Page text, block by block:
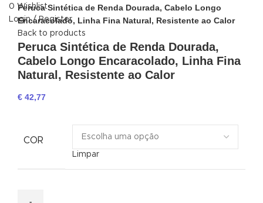
0 Wishlist
Login / Register
Peruca Sintética de Renda Dourada, Cabelo Longo
Encaracolado, Linha Fina Natural, Resistente ao Calor
Back to products
Peruca Sintética de Renda Dourada,
Cabelo Longo Encaracolado, Linha Fina
Natural, Resistente ao Calor
€ 42,77
COR
Limpar